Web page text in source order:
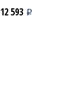
12 593 i